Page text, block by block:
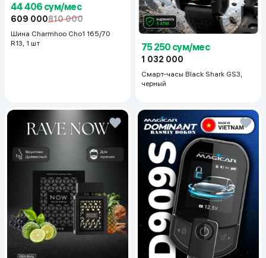
44 406 сум/мес
609 000810 000
Шина Charmhoo Cho1 165/70
R13, 1 шт
75 250 сум/мес
1 032 000
Смарт-часы Black Shark GS3,
черный